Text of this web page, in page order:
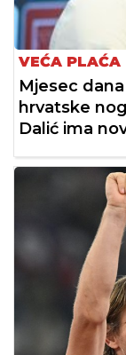
VEĆA PLAĆA
Mjesec
hrvatske
Dalić ima